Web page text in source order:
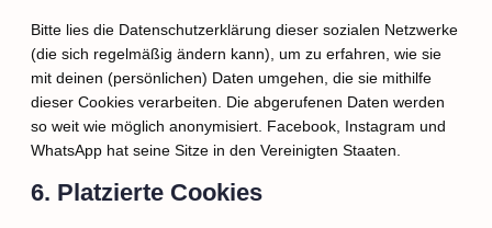
Bitte lies die Datenschutzerklärung dieser sozialen Netzwerke
(die sich regelmäßig ändern kann), um zu erfahren, wie sie
mit deinen (persönlichen) Daten umgehen, die sie mithilfe
dieser Cookies verarbeiten. Die abgerufenen Daten werden
so weit wie möglich anonymisiert. Facebook, Instagram und
WhatsApp hat seine Sitze in den Vereinigten Staaten.
6. Platzierte Cookies